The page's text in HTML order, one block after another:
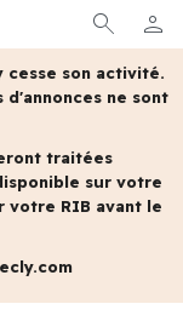
search person
MON
cesse son activité.
d'annonces ne sont
traitées
sur votre
votre RIB avant le